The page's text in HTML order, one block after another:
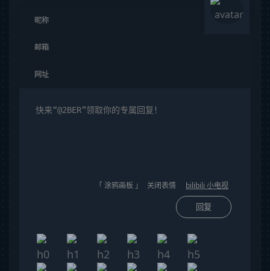
「 涂鸦画板 」 关闭表情 bilibili 小电视
回复